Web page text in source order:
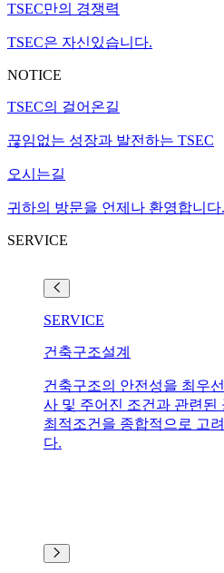
TSEC만의 경쟁력
TSEC은 자신있습니다.
NOTICE
TSEC의 걸어온길
끊임없는 성장과 발전하는 TSEC
오시는길
귀하의 방문을 언제나 환영합니다.
SERVICE
SERVICE
건축구조설계
건축구조의 안전성을 최우
사 및 주어진 조건과 관련된
최적조건을 종합적으로 고
다.
SERVICE
VE 설계
VE란 LIFE CYCLE전체를
비용으로 요구되는 품질, 공
능을 달성하기 위하여 공법,
든 대상에 대하여 기능을 중
SERVICE
성능기반설계
내진성능평가란 최근 아이
서 발생하는 대규모 지진으
소화 하기 위해기능수행
(LS), 붕괴방지(CP) 의 수준
SERVICE
건축물 안전진단
건축물 안전진단은 국토교
안전관리에 관한 특별법 및
점검 및 정밀안전진단 지침
등의 필요한 사항을 구체적
SERVICE
SRF내진보강
SRF공법은 폴리에스테르
로 기둥이나 벽에 고인성
보강하는 내진보강 공법입
명으로 불리고 있습니다. 고